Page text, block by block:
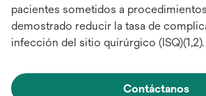
pacientes sometidos a
demostrado reducir la tasa de
infección del sitio quirúrgico (ISQ)(1,2).
Contáctanos